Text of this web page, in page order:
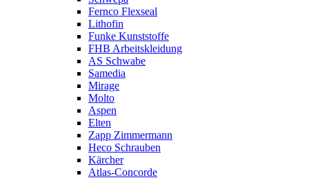
Fernco Flexseal
Lithofin
Funke Kunststoffe
FHB Arbeitskleidung
AS Schwabe
Samedia
Mirage
Molto
Aspen
Elten
Zapp Zimmermann
Heco Schrauben
Kärcher
Atlas-Concorde